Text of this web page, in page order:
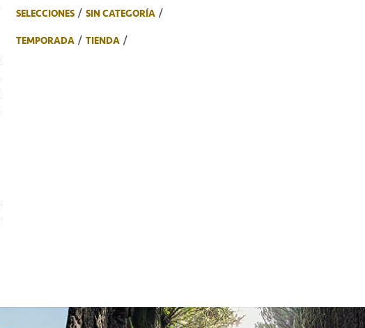
SELECCIONES
SIN CATEGORÍA
TEMPORADA
TIENDA